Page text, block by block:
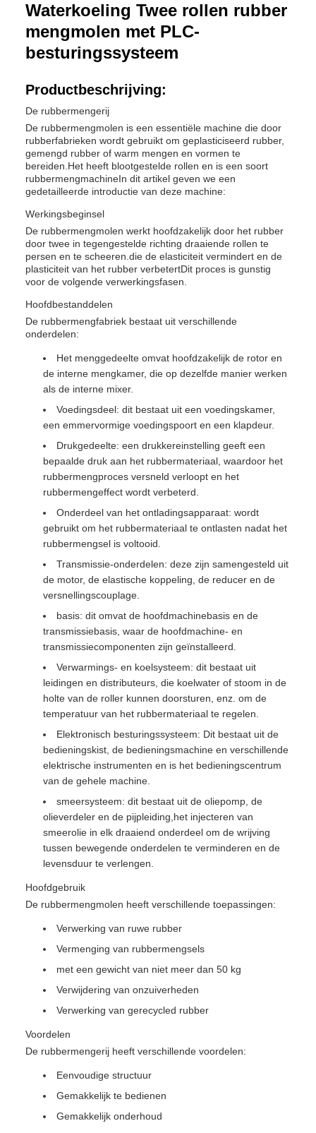
Waterkoeling Twee rollen rubber
mengmolen met PLC-
besturingssysteem
Productbeschrijving:
De rubbermengerij
De rubbermengmolen is een essentiële machine die door
rubberfabrieken wordt gebruikt om geplasticiseerd rubber,
gemengd rubber of warm mengen en vormen te
bereiden.Het heeft blootgestelde rollen en is een soort
rubbermengmachineIn dit artikel geven we een
gedetailleerde introductie van deze machine:
Werkingsbeginsel
De rubbermengmolen werkt hoofdzakelijk door het rubber
door twee in tegengestelde richting draaiende rollen te
persen en te scheeren.die de elasticiteit vermindert en de
plasticiteit van het rubber verbetertDit proces is gunstig
voor de volgende verwerkingsfasen.
Hoofdbestanddelen
De rubbermengfabriek bestaat uit verschillende
onderdelen:
Het menggedeelte omvat hoofdzakelijk de rotor en
de interne mengkamer, die op dezelfde manier werken
als de interne mixer.
Voedingsdeel: dit bestaat uit een voedingskamer,
een emmervormige voedingspoort en een klapdeur.
Drukgedeelte: een drukkereinstelling geeft een
bepaalde druk aan het rubbermateriaal, waardoor het
rubbermengproces versneld verloopt en het
rubbermengeffect wordt verbeterd.
Onderdeel van het ontladingsapparaat: wordt
gebruikt om het rubbermateriaal te ontlasten nadat het
rubbermengsel is voltooid.
Transmissie-onderdelen: deze zijn samengesteld uit
de motor, de elastische koppeling, de reducer en de
versnellingscouplage.
basis: dit omvat de hoofdmachinebasis en de
transmissiebasis, waar de hoofdmachine- en
transmissiecomponenten zijn geïnstalleerd.
Verwarmings- en koelsysteem: dit bestaat uit
leidingen en distributeurs, die koelwater of stoom in de
holte van de roller kunnen doorsturen, enz. om de
temperatuur van het rubbermateriaal te regelen.
Elektronisch besturingssysteem: Dit bestaat uit de
bedieningskist, de bedieningsmachine en verschillende
elektrische instrumenten en is het bedieningscentrum
van de gehele machine.
smeersysteem: dit bestaat uit de oliepomp, de
olieverdeler en de pijpleiding,het injecteren van
smeerolie in elk draaiend onderdeel om de wrijving
tussen bewegende onderdelen te verminderen en de
levensduur te verlengen.
Hoofdgebruik
De rubbermengmolen heeft verschillende toepassingen:
Verwerking van ruwe rubber
Vermenging van rubbermengsels
met een gewicht van niet meer dan 50 kg
Verwijdering van onzuiverheden
Verwerking van gerecycled rubber
Voordelen
De rubbermengerij heeft verschillende voordelen:
Eenvoudige structuur
Gemakkelijk te bedienen
Gemakkelijk onderhoud